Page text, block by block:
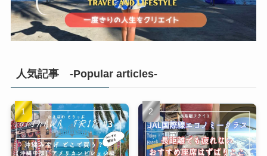
人気記事 -Popular articles-